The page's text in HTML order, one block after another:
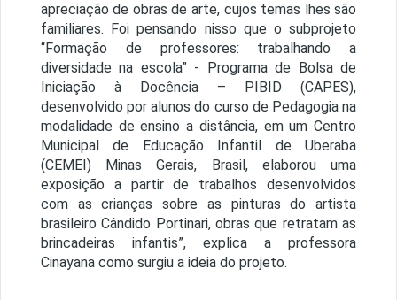
apreciação de obras de arte, cujos temas lhes são
familiares. Foi pensando nisso que o subprojeto
“Formação de professores: trabalhando a
diversidade na escola” - Programa de Bolsa de
Iniciação à Docência – PIBID (CAPES),
desenvolvido por alunos do curso de Pedagogia na
modalidade de ensino a distância, em um Centro
Municipal de Educação Infantil de Uberaba
(CEMEI) Minas Gerais, Brasil, elaborou uma
exposição a partir de trabalhos desenvolvidos
com as crianças sobre as pinturas do artista
brasileiro Cândido Portinari, obras que retratam as
brincadeiras infantis”, explica a professora
Cinayana como surgiu a ideia do projeto.